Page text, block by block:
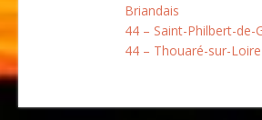
Briandais
44 – Saint-Philbert-de-
44 – Thouaré-sur-Loire